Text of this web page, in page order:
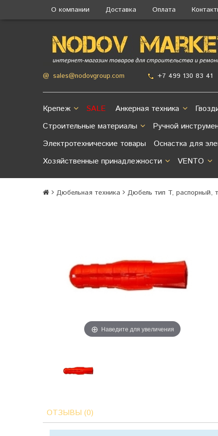
О компании Доставка Оплата
@ sales@nodovgroup.com +7 499 130 83 41
Крепеж SALE Анкерная техника
Строительные материалы
Ручной
Электротехнические товары
Оснастка для
Хозяйственные принадлежности
VENTO
Дюбельная техника Дюбель тип T, распорный,
Наведите для увеличения
ОТЗЫВЫ (0)